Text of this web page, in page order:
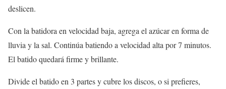
deslicen.
Con la batidora en velocidad baja, agrega el azúcar en forma de
lluvia y la sal. Continúa batiendo a velocidad alta por 7 minutos.
El batido quedará firme y brillante.
Divide el batido en 3 partes y cubre los discos, o si prefieres,